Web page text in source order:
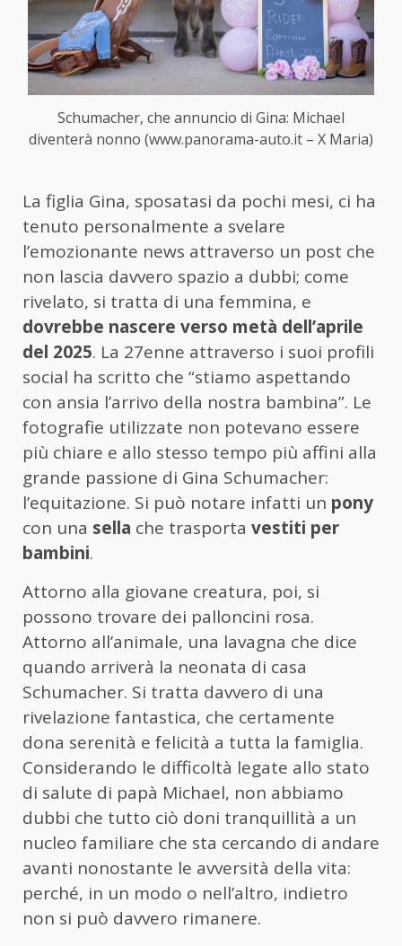
Schumacher, che annuncio di Gina: Michael
diventerà nonno (www.panorama-auto.it – X Maria)
La figlia Gina, sposatasi da pochi mesi, ci ha
tenuto personalmente a svelare
l’emozionante news attraverso un post che
non lascia davvero spazio a dubbi; come
rivelato, si tratta di una femmina, e
dovrebbe nascere verso metà dell’aprile
del 2025. La 27enne attraverso i suoi profili
social ha scritto che “stiamo aspettando
con ansia l’arrivo della nostra bambina”. Le
fotografie utilizzate non potevano essere
più chiare e allo stesso tempo più affini alla
grande passione di Gina Schumacher:
l’equitazione. Si può notare infatti un pony
con una sella che trasporta vestiti per
bambini.
Attorno alla giovane creatura, poi, si
possono trovare dei palloncini rosa.
Attorno all’animale, una lavagna che dice
quando arriverà la neonata di casa
Schumacher. Si tratta davvero di una
rivelazione fantastica, che certamente
dona serenità e felicità a tutta la famiglia.
Considerando le difficoltà legate allo stato
di salute di papà Michael, non abbiamo
dubbi che tutto ciò doni tranquillità a un
nucleo familiare che sta cercando di andare
avanti nonostante le avversità della vita:
perché, in un modo o nell’altro, indietro
non si può davvero rimanere.